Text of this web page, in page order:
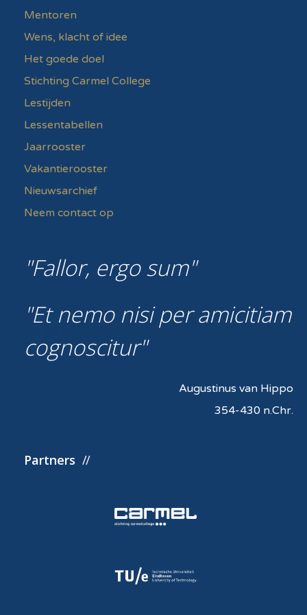
Mentoren
Wens, klacht of idee
Het goede doel
Stichting Carmel College
Lestijden
Lessentabellen
Jaarrooster
Vakantierooster
Nieuwsarchief
Neem contact op
Fallor, ergo sum
Et nemo nisi per amicitiam
cognoscitur
Augustinus van Hippo
354-430 n.Chr.
Partners